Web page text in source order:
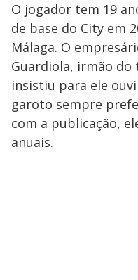
O jogador tem 19
de base do City em
Málaga. O
Guardiola, irmão do
insistiu para ele
garoto sempre
com a publicação,
anuais.